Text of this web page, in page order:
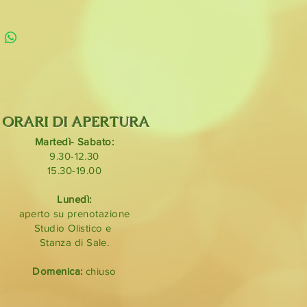
Josephine a righe in 2
dipinta a mano con coperchio in
ORARI DI APERTURA
Martedì- Sabato:
9.30-12.30
15.30-19.00
Lunedì:
aperto su prenotazione
Studio Olistico e
Stanza di Sale.
Domenica: chiuso